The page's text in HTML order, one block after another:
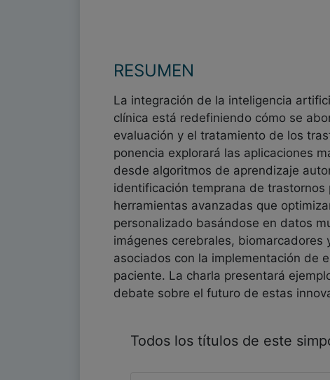
RESUMEN
La integración de la inteligencia
clínica está redefiniendo cómo se
evaluación y el tratamiento de los
ponencia explorará las aplicaciones
desde algoritmos de aprendizaje
identificación temprana de trastornos
herramientas avanzadas que
personalizado basándose en datos
imágenes cerebrales,
asociados con la implementación de
paciente. La charla presentará
debate sobre el futuro de estas
Todos los títulos de este